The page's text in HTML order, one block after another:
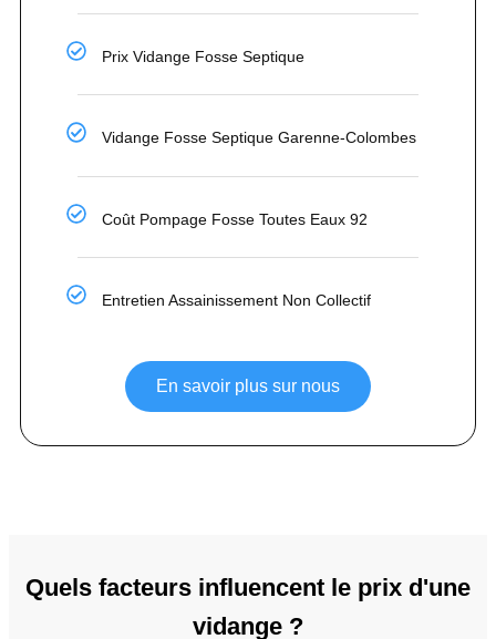
Prix Vidange Fosse Septique
Vidange Fosse Septique Garenne-Colombes
Coût Pompage Fosse Toutes Eaux 92
Entretien Assainissement Non Collectif
En savoir plus sur nous
Quels facteurs influencent le prix d'une
vidange ?